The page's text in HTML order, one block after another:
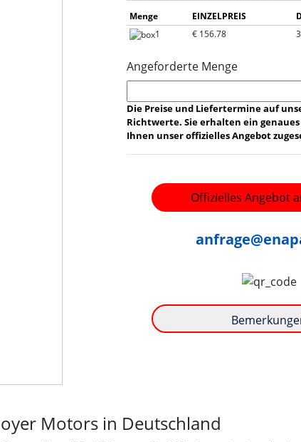
Menge EINZELPREIS
1
€ 156.78
Angeforderte Menge
Die Preise und Liefertermine auf
Richtwerte. Sie erhalten ein
Ihnen unser offizielles Angebot
Offizielles Angebot
Motors in Deutschland